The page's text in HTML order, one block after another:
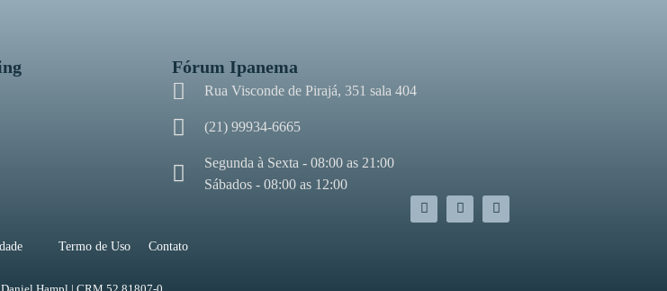
Fórum Ipanema
Rua Visconde de Pirajá, 351 sala 404
(21) 99934-6665
Segunda à Sexta - 08:00 as 21:00
Sábados - 08:00 as 12:00
Termo de Uso Contato